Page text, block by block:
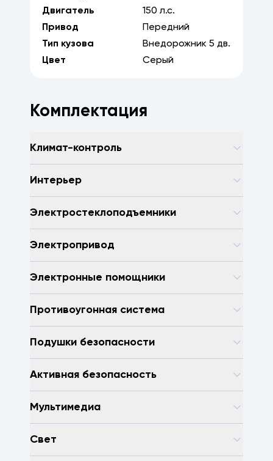
Двигатель
150 л.с.
Привод
Передний
Тип кузова
Внедорожник 5 дв.
Цвет
Серый
Комплектация
Климат-контроль
Интерьер
Электростеклоподъемники
Электропривод
Электронные помощники
Противоугонная система
Подушки безопасности
Активная безопасность
Мультимедиа
Свет